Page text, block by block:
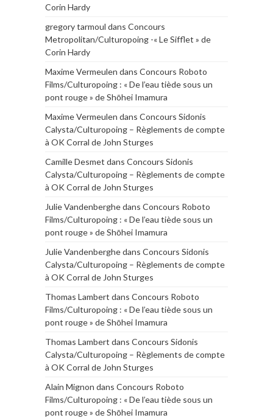
Corin Hardy
gregory tarmoul dans Concours
Metropolitan/Culturopoing -« Le Sifflet » de
Corin Hardy
Maxime Vermeulen dans Concours Roboto
Films/Culturopoing : « De l’eau tiède sous un
pont rouge » de Shōhei Imamura
Maxime Vermeulen dans Concours Sidonis
Calysta/Culturopoing – Règlements de compte
à OK Corral de John Sturges
Camille Desmet dans Concours Sidonis
Calysta/Culturopoing – Règlements de compte
à OK Corral de John Sturges
Julie Vandenberghedans Concours Roboto
Films/Culturopoing : « De l’eau tiède sous un
pont rouge » de Shōhei Imamura
Julie Vandenberghedans Concours Sidonis
Calysta/Culturopoing – Règlements de compte
à OK Corral de John Sturges
Thomas Lambert dans Concours Roboto
Films/Culturopoing : « De l’eau tiède sous un
pont rouge » de Shōhei Imamura
Thomas Lambert dans Concours Sidonis
Calysta/Culturopoing – Règlements de compte
à OK Corral de John Sturges
Alain Mignon dans Concours Roboto
Films/Culturopoing : « De l’eau tiède sous un
pont rouge » de Shōhei Imamura